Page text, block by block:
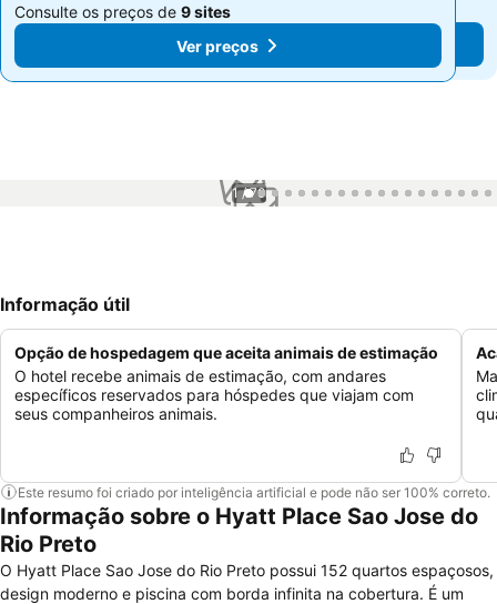
Consulte os preços de 9 sites
Ver preços
Consulte os preços de 9 sites
Ver preços
1 / 70
Informação útil
Opção de hospedagem que aceita animais de estimação
O hotel recebe animais de estimação, com andares
específicos reservados para hóspedes que viajam com
seus companheiros animais.
Este resumo foi criado por inteligência artificial e pode não ser 100% correto.
Informação sobre o Hyatt Place Sao Jose do
Rio Preto
O Hyatt Place Sao Jose do Rio Preto possui 152 quartos espaçosos,
design moderno e piscina com borda infinita na cobertura. É um